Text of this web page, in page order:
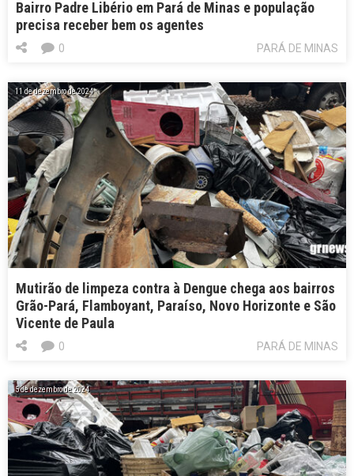
Bairro Padre Libério em Pará de Minas e população
precisa receber bem os agentes
PARÁ DE MINAS
0
11 de dezembro de 2024
Mutirão de limpeza contra à Dengue chega aos bairros
Grão-Pará, Flamboyant, Paraíso, Novo Horizonte e São
Vicente de Paula
PARÁ DE MINAS
0
5 de dezembro de 2024